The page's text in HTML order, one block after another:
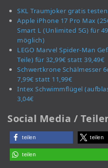
SKL Traumjoker gratis
Apple iPhone 17 Pro Max
Smart L (Unlimited 5G) für
möglich)
LEGO Marvel Spider-Man
Teile) für 32,99€ statt 39,49€
Schwertkrone Schälmesser
7,99€ statt 11,99€
Intex Schwimmflügel
3,04€
Social Media /
teilen teilen
teilen